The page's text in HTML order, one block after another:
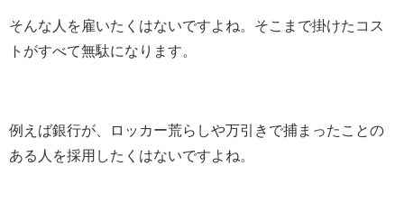
そんな人を雇いたくはないですよね。そこまで掛けたコス
トがすべて無駄になります。
例えば銀行が、ロッカー荒らしや万引きで捕まったことの
ある人を採用したくはないですよね。